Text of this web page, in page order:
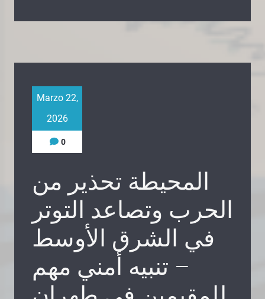
Marzo 22,
2026
0
المحيطة تحذير من
الحرب وتصاعد التوتر
في الشرق الأوسط
– تنبيه أمني مهم